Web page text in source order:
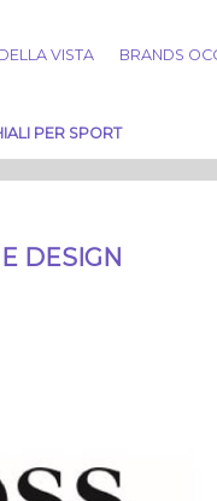
VISTA BRANDS
PER SPORT
DESIGN